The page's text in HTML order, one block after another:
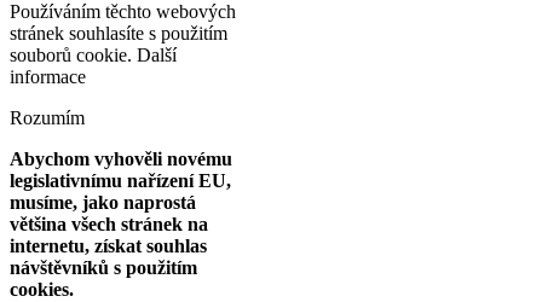
Používáním těchto webových
stránek souhlasíte s použitím
souborů cookie. Další
informace
Rozumím
Abychom vyhověli novému
legislativnímu nařízení EU,
musíme, jako naprostá
většina všech stránek na
internetu, získat souhlas
návštěvníků s použitím
cookies.